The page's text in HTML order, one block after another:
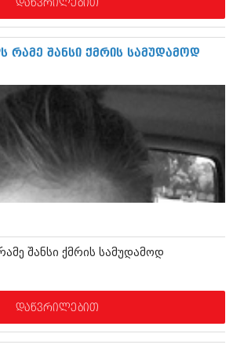
(261)
(212)
(265)
(216)
(220)
(212)
(205)
(246)
(207)
(207)
(257)
(224)
(258)
(211)
(215)
(200)
(250)
დაწვრილებით
რამე შანსი ქმრის სამუდამოდ
შანსი ქმრის სამუდამოდ
დაწვრილებით